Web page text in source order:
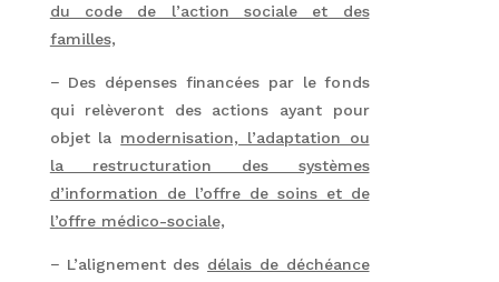
du code de l’action sociale et des
familles,
− Des dépenses financées par le fonds
qui relèveront des actions ayant pour
objet la modernisation, l’adaptation ou
la restructuration des systèmes
d’information de l’offre de soins et de
l’offre médico-sociale,
− L’alignement des délais de déchéance